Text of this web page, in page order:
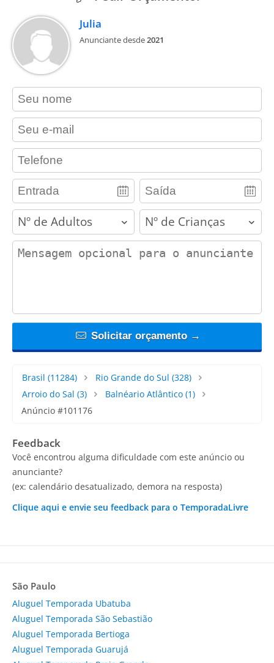
Julia
Anunciante desde2021
contact_name
contact_email
contact_phone
adults children
contact_message
Solicitar orçamento →
Brasil (11284) Rio Grande do Sul (328)
Arroio do Sal (3) Balnéario Atlântico(1)
Anúncio #101176
Feedback
Você encontrou alguma dificuldade com este anúncio ou
anunciante?
(ex: calendário desatualizado, demora na resposta)
Clique aqui e envie seu feedback para o TemporadaLivre
São Paulo
Aluguel Temporada Ubatuba
Aluguel Temporada São Sebastião
Aluguel Temporada Bertioga
Aluguel Temporada Guarujá